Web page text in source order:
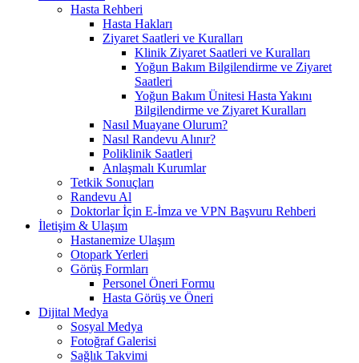
Hasta Rehberi
Hasta Hakları
Ziyaret Saatleri ve Kuralları
Klinik Ziyaret Saatleri ve Kuralları
Yoğun Bakım Bilgilendirme ve Ziyaret
Saatleri
Yoğun Bakım Ünitesi Hasta Yakını
Bilgilendirme ve Ziyaret Kuralları
Nasıl Muayane Olurum?
Nasıl Randevu Alınır?
Poliklinik Saatleri
Anlaşmalı Kurumlar
Tetkik Sonuçları
Randevu Al
Doktorlar İçin E-İmza ve VPN Başvuru Rehberi
İletişim & Ulaşım
Hastanemize Ulaşım
Otopark Yerleri
Görüş Formları
Personel Öneri Formu
Hasta Görüş ve Öneri
Dijital Medya
Sosyal Medya
Fotoğraf Galerisi
Sağlık Takvimi